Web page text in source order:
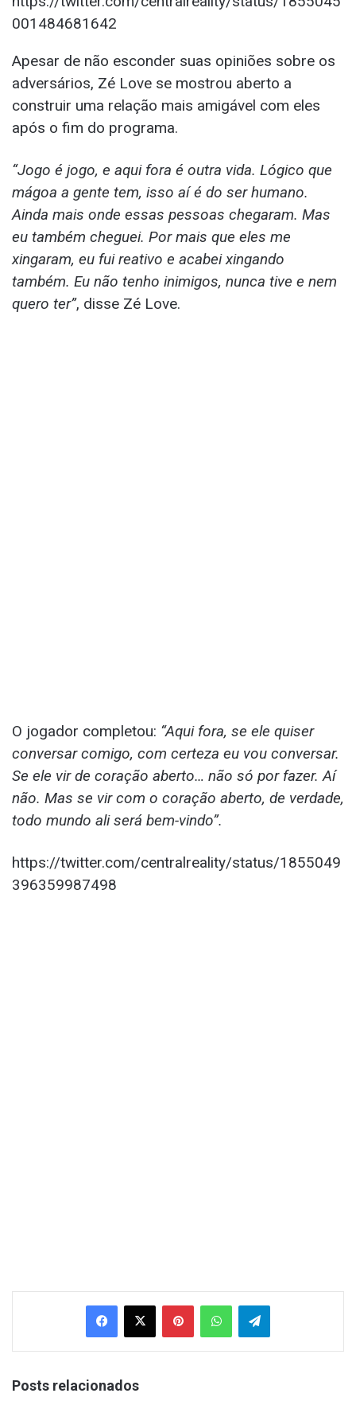
001484681642
Apesar de não esconder suas opiniões sobre os
adversários, Zé Love se mostrou aberto a
construir uma relação mais amigável com eles
após o fim do programa.
“Jogo é jogo, e aqui fora é outra vida. Lógico que
mágoa a gente tem, isso aí é do ser humano.
Ainda mais onde essas pessoas chegaram. Mas
eu também cheguei. Por mais que eles me
xingaram, eu fui reativo e acabei xingando
também. Eu não tenho inimigos, nunca tive e nem
quero ter”, disse Zé Love.
O jogador completou: “Aqui fora, se ele quiser
conversar comigo, com certeza eu vou conversar.
Se ele vir de coração aberto… não só por fazer. Aí
não. Mas se vir com o coração aberto, de verdade,
todo mundo ali será bem-vindo”.
https://twitter.com/centralreality/status/1855049
396359987498
Facebook
X PinterestWhatsAppTelegram
Posts relacionados